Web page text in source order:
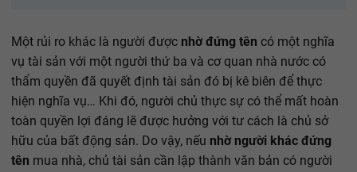
Một rủi ro khác là người được nhờ đứng tên có một nghĩa
vụ tài sản với một người thứ ba và cơ quan nhà nước có
thẩm quyền đã quyết định tài sản đó bị kê biên để thực
hiện nghĩa vụ… Khi đó, người chủ thực sự có thể mất hoàn
toàn quyền lợi đáng lẽ được hưởng với tư cách là chủ sở
hữu của bất động sản. Do vậy, nếu nhờ người khác đứng
tên mua nhà, chủ tài sản cần lập thành văn bản có người